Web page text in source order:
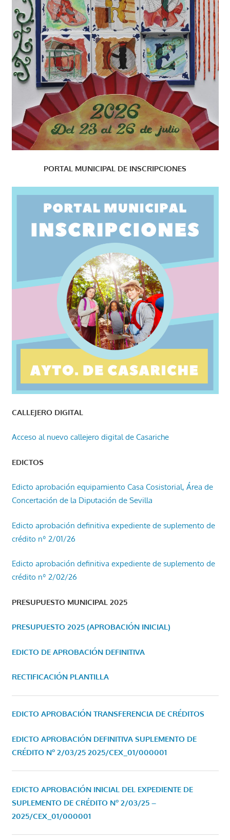
PORTAL MUNICIPAL DE INSCRIPCIONES
CALLEJERO DIGITAL
Acceso al nuevo callejero digital de Casariche
EDICTOS
Edicto aprobación equipamiento Casa Cosistorial, Área de
Concertación de la Diputación de Sevilla
Edicto aprobación definitiva expediente de suplemento de
crédito nº 2/01/26
Edicto aprobación definitiva expediente de suplemento de
crédito nº 2/02/26
PRESUPUESTO MUNICIPAL 2025
PRESUPUESTO 2025 (APROBACIÓN INICIAL)
EDICTO DE APROBACIÓN DEFINITIVA
RECTIFICACIÓN PLANTILLA
EDICTO APROBACIÓN TRANSFERENCIA DE CRÉDITOS
EDICTO APROBACIÓN DEFINITIVA SUPLEMENTO DE
CRÉDITO Nº 2/03/25 2025/CEX_01/000001
EDICTO APROBACIÓN INICIAL DEL EXPEDIENTE DE
SUPLEMENTO DE CRÉDITO Nº 2/03/25 –
2025/CEX_01/000001